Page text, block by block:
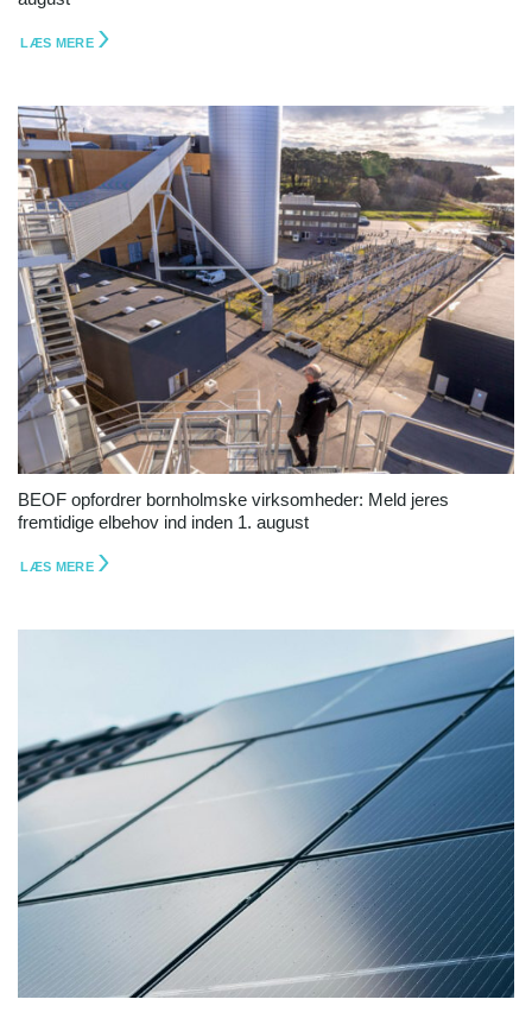
LÆS MERE
BEOF opfordrer bornholmske virksomheder: Meld jeres
fremtidige elbehov ind inden 1. august
LÆS MERE